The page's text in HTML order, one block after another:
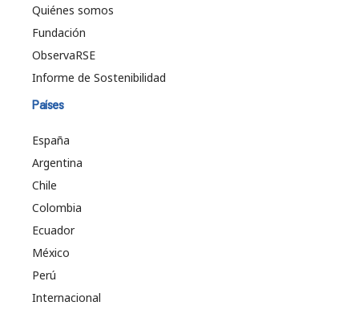
Quiénes somos
Fundación
ObservaRSE
Informe de Sostenibilidad
Países
España
Argentina
Chile
Colombia
Ecuador
México
Perú
Internacional